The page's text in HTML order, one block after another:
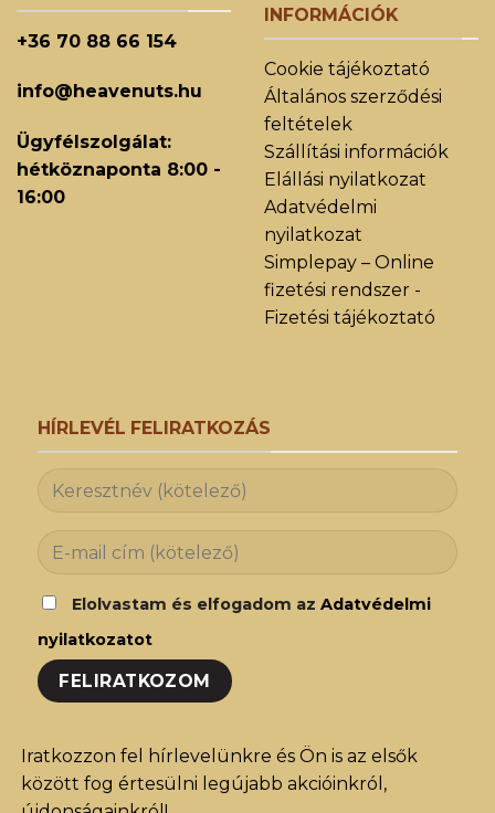
+36 70 88 66 154
info@heavenuts.hu
Ügyfélszolgálat:
hétköznaponta 8:00 -
16:00
INFORMÁCIÓK
Cookie tájékoztató
Általános szerződési
feltételek
Szállítási információk
Elállási nyilatkozat
Adatvédelmi
nyilatkozat
Simplepay – Online
fizetési rendszer -
Fizetési tájékoztató
HÍRLEVÉL FELIRATKOZÁS
Elolvastam és elfogadom az Adatvédelmi
nyilatkozatot
Iratkozzon fel hírlevelünkre és Ön is az elsők
között fog értesülni legújabb akcióinkról,